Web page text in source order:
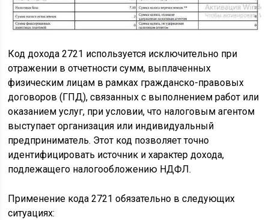
Код дохода 2721 используется исключительно при
отражении в отчетности сумм, выплаченных
физическим лицам в рамках гражданско-правовых
договоров (ГПД), связанных с выполнением работ или
оказанием услуг, при условии, что налоговым агентом
выступает организация или индивидуальный
предприниматель. Этот код позволяет точно
идентифицировать источник и характер дохода,
подлежащего налогообложению НДФЛ.
Применение кода 2721 обязательно в следующих
ситуациях: